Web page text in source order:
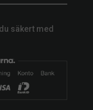
säkert med